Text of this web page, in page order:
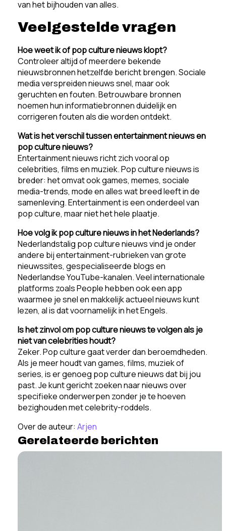
van het bijhouden van alles.
Veelgestelde vragen
Hoe weet ik of pop culture nieuws klopt?
Controleer altijd of meerdere bekende
nieuwsbronnen hetzelfde bericht brengen. Sociale
media verspreiden nieuws snel, maar ook
geruchten en fouten. Betrouwbare bronnen
noemen hun informatiebronnen duidelijk en
corrigeren fouten als die worden ontdekt.
Wat is het verschil tussen entertainment nieuws en
pop culture nieuws?
Entertainment nieuws richt zich vooral op
celebrities, films en muziek. Pop culture nieuws is
breder: het omvat ook games, memes, sociale
media-trends, mode en alles wat breed leeft in de
samenleving. Entertainment is een onderdeel van
pop culture, maar niet het hele plaatje.
Hoe volg ik pop culture nieuws in het Nederlands?
Nederlandstalig pop culture nieuws vind je onder
andere bij entertainment-rubrieken van grote
nieuwssites, gespecialiseerde blogs en
Nederlandse YouTube-kanalen. Veel internationale
platforms zoals People hebben ook een app
waarmee je snel en makkelijk actueel nieuws kunt
lezen, al is dat voornamelijk in het Engels.
Is het zinvol om pop culture nieuws te volgen als je
niet van celebrities houdt?
Zeker. Pop culture gaat verder dan beroemdheden.
Als je meer houdt van games, films, muziek of
series, is er genoeg pop culture nieuws dat bij jou
past. Je kunt gericht zoeken naar nieuws over
specifieke onderwerpen zonder je te hoeven
bezighouden met celebrity-roddels.
Over de auteur: Arjen
Gerelateerde berichten